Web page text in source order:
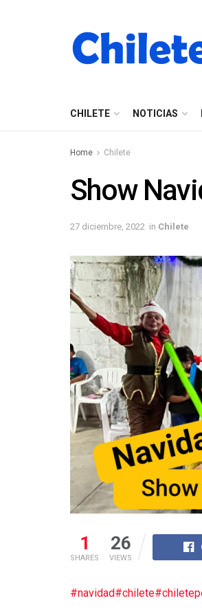
CHILETE NOTICIAS
Home Chilete
Show
27 diciembre, 2022 in Chilete
1
SHARES
26
VIEWS
#navidad#chilete